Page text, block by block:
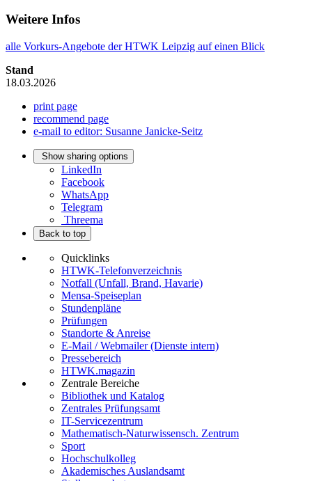
Weitere Infos
alle Vorkurs-Angebote der HTWK Leipzig auf einen Blick
Stand
18.03.2026
print page
recommend page
e-mail to editor: Susanne Janicke-Seitz
Show sharing options
LinkedIn
Facebook
WhatsApp
Telegram
Threema
Back to top
Quicklinks
HTWK-Telefonverzeichnis
Notfall (Unfall, Brand, Havarie)
Mensa-Speiseplan
Stundenpläne
Prüfungen
Standorte & Anreise
E-Mail / Webmailer (Dienste intern)
Pressebereich
HTWK.magazin
Zentrale Bereiche
Bibliothek und Katalog
Zentrales Prüfungsamt
IT-Servicezentrum
Mathematisch-Naturwissensch. Zentrum
Sport
Hochschulkolleg
Akademisches Auslandsamt